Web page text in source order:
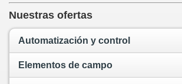
Nuestras ofertas
Automatización y control
Elementos de campo